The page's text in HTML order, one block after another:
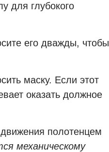
для глубокого
его дважды, чтобы
маску. Если этот
оказать должное
полотенцем
механическому